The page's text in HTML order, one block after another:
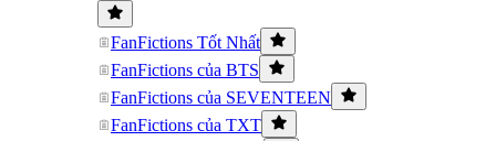
FanFictions Tốt Nhất
FanFictions của BTS
FanFictions của SEVENTEEN
FanFictions của TXT